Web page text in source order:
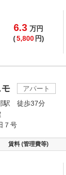
6.3 万円
(5,800 円)
アパート
駅 徒歩37分
７号
賃料 (管理費等)